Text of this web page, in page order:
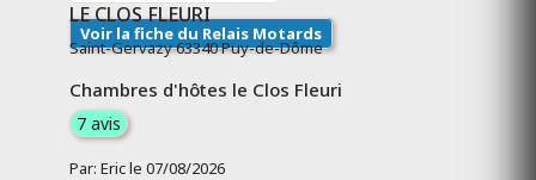
Voir la fiche du Relais Motards
LE CLOS FLEURI
Saint-Gervazy 63340 Puy-de-Dôme
Chambres d'hôtes le Clos Fleuri
7 avis
Par: Eric le 07/08/2026